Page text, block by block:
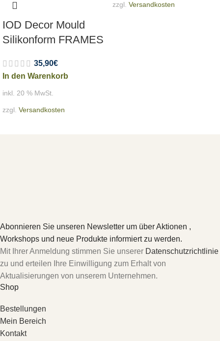
IOD Decor Mould
Silikonform FRAMES
35,90€
In den Warenkorb
inkl. 20 % MwSt.
zzgl. Versandkosten
zzgl. Versandkosten
Abonnieren Sie unseren Newsletter um über Aktionen ,
Workshops und neue Produkte informiert zu werden.
Mit Ihrer Anmeldung stimmen Sie unserer Datenschutzrichtlinie
zu und erteilen Ihre Einwilligung zum Erhalt von
Aktualisierungen von unserem Unternehmen.
Shop
Bestellungen
Mein Bereich
Kontakt